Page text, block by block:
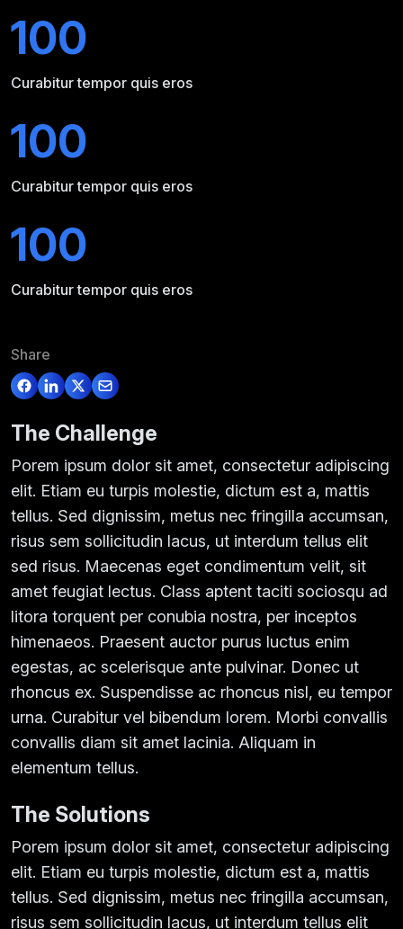
Curabitur tempor quis eros
100
Curabitur tempor quis eros
100
Curabitur tempor quis eros
100
Share
The Challenge
Porem ipsum dolor sit amet, consectetur adipiscing
elit. Etiam eu turpis molestie, dictum est a, mattis
tellus. Sed dignissim, metus nec fringilla accumsan,
risus sem sollicitudin lacus, ut interdum tellus elit
sed risus. Maecenas eget condimentum velit, sit
amet feugiat lectus. Class aptent taciti sociosqu ad
litora torquent per conubia nostra, per inceptos
himenaeos. Praesent auctor purus luctus enim
egestas, ac scelerisque ante pulvinar. Donec ut
rhoncus ex. Suspendisse ac rhoncus nisl, eu tempor
urna. Curabitur vel bibendum lorem. Morbi convallis
convallis diam sit amet lacinia. Aliquam in
elementum tellus.
The Solutions
Porem ipsum dolor sit amet, consectetur adipiscing
elit. Etiam eu turpis molestie, dictum est a, mattis
tellus. Sed dignissim, metus nec fringilla accumsan,
risus sem sollicitudin lacus, ut interdum tellus elit